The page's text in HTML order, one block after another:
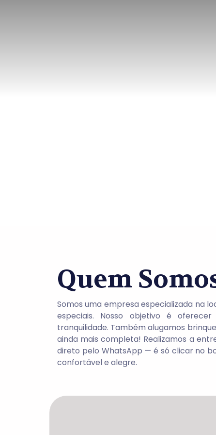
Quem
Somos uma empresa especializada na
especiais. Nosso objetivo é
tranquilidade. Também alugamos
ainda mais completa! Realizamos a
direto pelo WhatsApp — é só clicar no
confortável e alegre.